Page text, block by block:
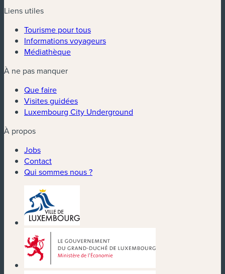
Liens utiles
Tourisme pour tous
Informations voyageurs
Médiathèque
À ne pas manquer
Que faire
Visites guidées
Luxembourg City Underground
À propos
Jobs
Contact
Qui sommes nous ?